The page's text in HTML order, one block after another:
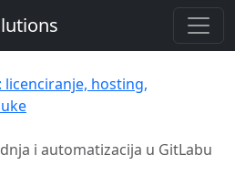
licenciranje, hosting,
i automatizacija u GitLabu